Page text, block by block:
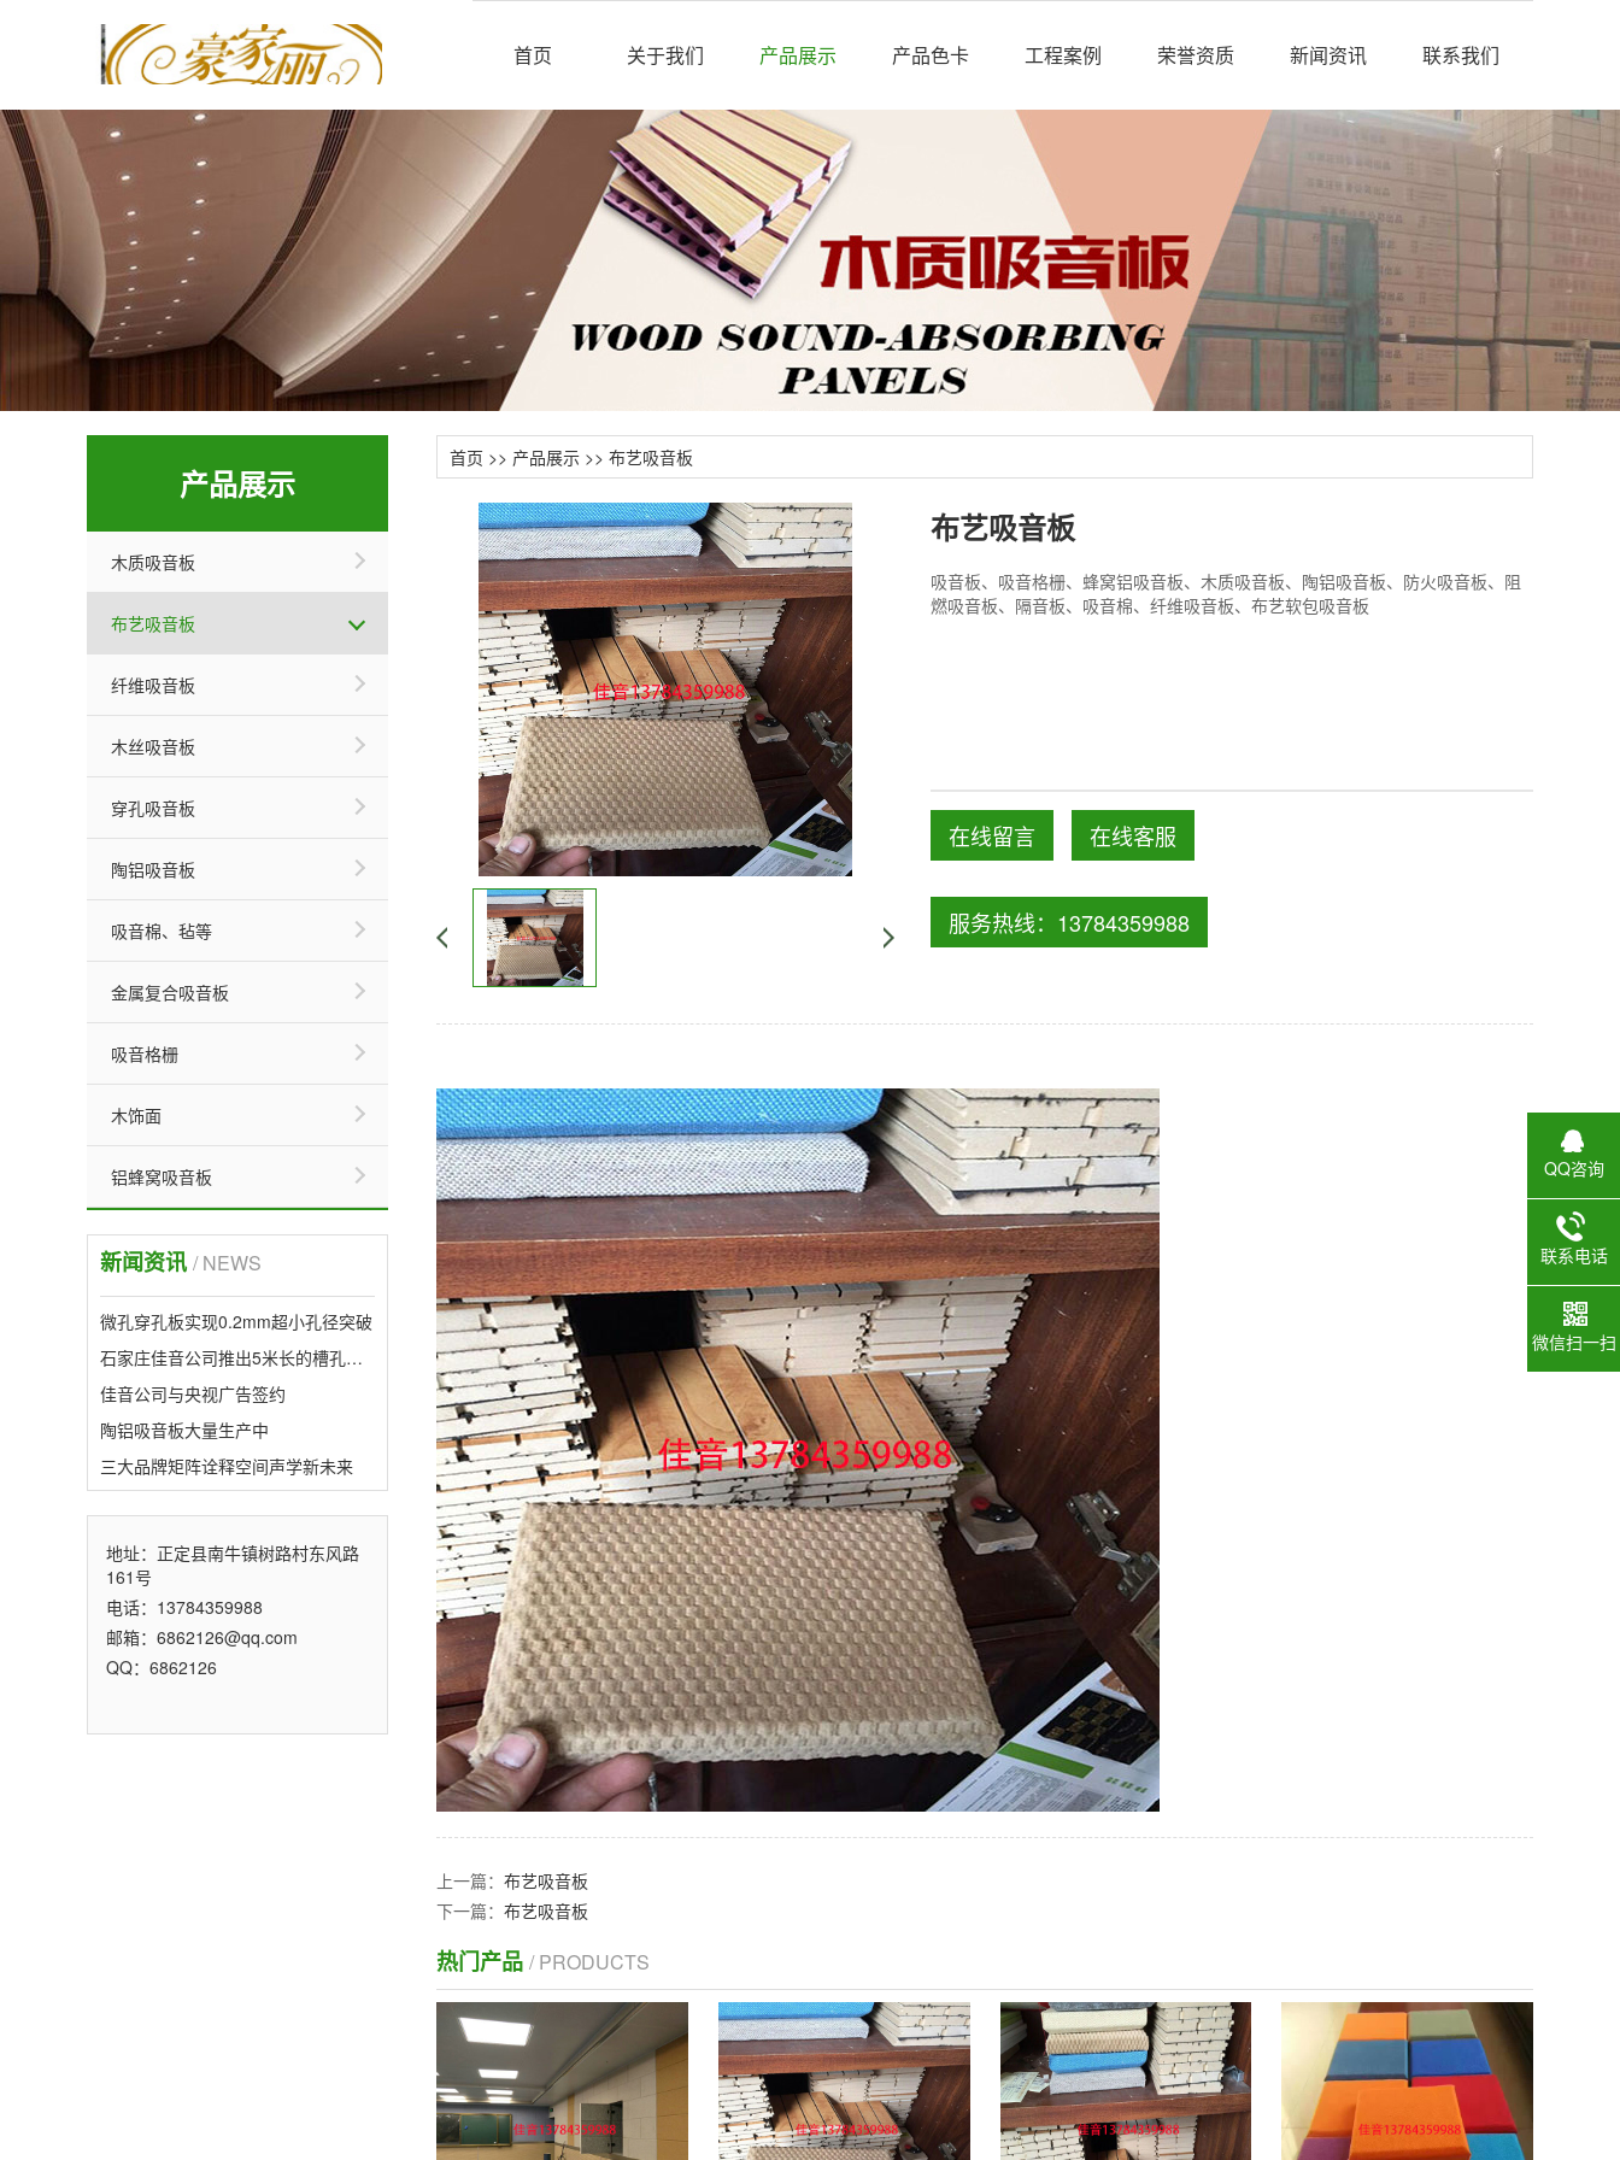
首页 关于我们 产品展示 产品色卡 工程案例 荣誉资质 新闻资讯 联系我们
产品展示
木质吸音板
布艺吸音板
纤维吸音板
木丝吸音板
穿孔吸音板
陶铝吸音板
吸音棉、毡等
金属复合吸音板
吸音格栅
木饰面
铝蜂窝吸音板
新闻资讯 / NEWS
微孔穿孔板实现0.2mm超小孔径突破
石家庄佳音公司推出5米长的槽孔形吸音板，属行业首创。
佳音公司与央视广告签约
陶铝吸音板大量生产中
三大品牌矩阵诠释空间声学新未来
地址：正定县南牛镇树路村东风路
161号
电话：13784359988
邮箱：6862126@qq.com
QQ：6862126
首页 >> 产品展示 >> 布艺吸音板
布艺吸音板
吸音板、吸音格栅、蜂窝铝吸音板、木质吸音板、陶铝吸音板、防火吸音板、阻
燃吸音板、隔音板、吸音棉、纤维吸音板、布艺软包吸音板
在线留言 在线客服
服务热线：13784359988
上一篇： 布艺吸音板
下一篇： 布艺吸音板
热门产品 / PRODUCTS
QQ咨询
联系电话
微信扫一扫